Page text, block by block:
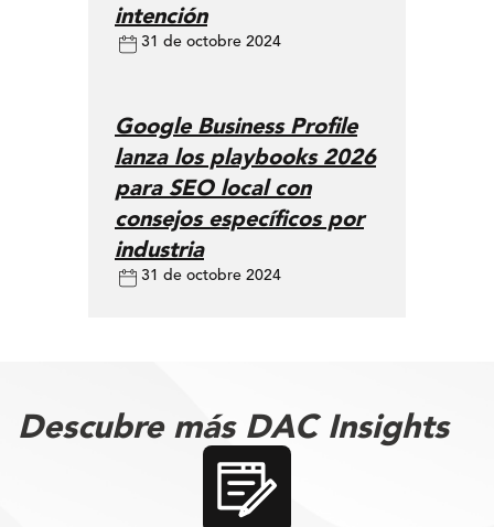
intención
31 de octobre 2024
Google Business Profile
lanza los playbooks 2026
para SEO local con
consejos específicos por
industria
31 de octobre 2024
Descubre más DAC Insights